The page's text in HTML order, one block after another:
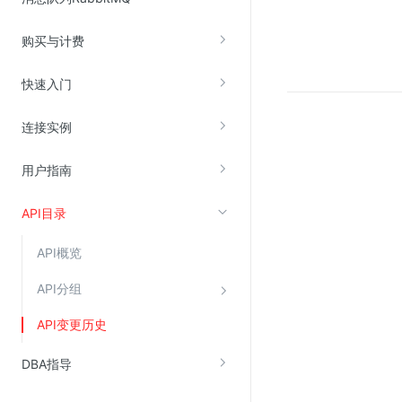
购买与计费
快速入门
连接实例
用户指南
API目录
API概览
API分组
API变更历史
DBA指导
视频云服务
云直播(KLS)
边缘节点计算
金山云云防火墙
大模型应用防火墙
高防IP(KAD)
DDoS原生高防